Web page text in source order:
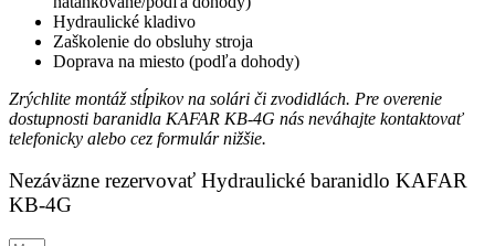
Hydraulické kladivo
Zaškolenie do obsluhy stroja
Doprava na miesto (podľa dohody)
Zrýchlite montáž stĺpikov na solári či zvodidlách. Pre overenie
dostupnosti baranidla KAFAR KB-4G nás neváhajte kontaktovať
telefonicky alebo cez formulár nižšie.
Nezáväzne rezervovať Hydraulické baranidlo KAFAR
KB-4G